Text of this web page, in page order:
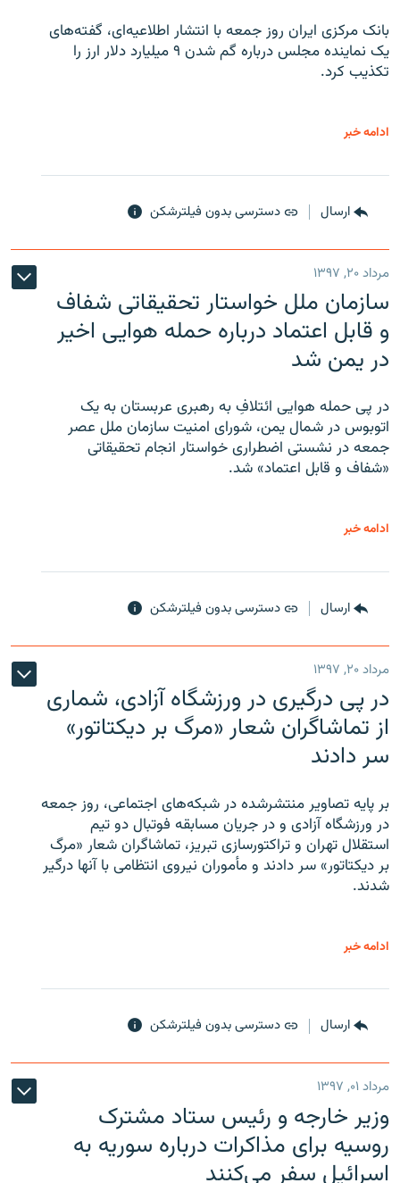
بانک مرکزی ایران روز جمعه با انتشار اطلاعیه‌ای، گفته‌های
یک نماینده مجلس درباره گم شدن ۹ میلیارد دلار ارز را
تکذیب کرد.
ادامه خبر
ارسال دسترسی بدون فیلترشکن
مرداد ۲۰, ۱۳۹۷
سازمان ملل خواستار تحقیقاتی شفاف
و قابل اعتماد درباره حمله هوایی اخیر
در یمن شد
در پی حمله هوایی ائتلافِ به رهبری عربستان به یک
اتوبوس در شمال یمن، شورای امنیت سازمان ملل عصر
جمعه در نشستی اضطراری خواستار انجام تحقیقاتی
«شفاف و قابل اعتماد» شد.
ادامه خبر
ارسال دسترسی بدون فیلترشکن
مرداد ۲۰, ۱۳۹۷
در پی درگیری در ورزشگاه آزادی، شماری
از تماشاگران شعار «مرگ بر دیکتاتور»
سر دادند
بر پایه تصاویر منتشرشده در شبکه‌های اجتماعی، روز جمعه
در ورزشگاه آزادی و در جریان مسابقه فوتبال دو تیم
استقلال تهران و تراکتورسازی تبریز، تماشاگران شعار «مرگ
بر دیکتاتور» سر دادند و مأموران نیروی انتظامی با آنها درگیر
شدند.
ادامه خبر
ارسال دسترسی بدون فیلترشکن
مرداد ۰۱, ۱۳۹۷
وزیر خارجه و رئیس‌ ستاد مشترک
روسیه برای مذاکرات درباره سوریه به
اسرائیل سفر می‌کنند